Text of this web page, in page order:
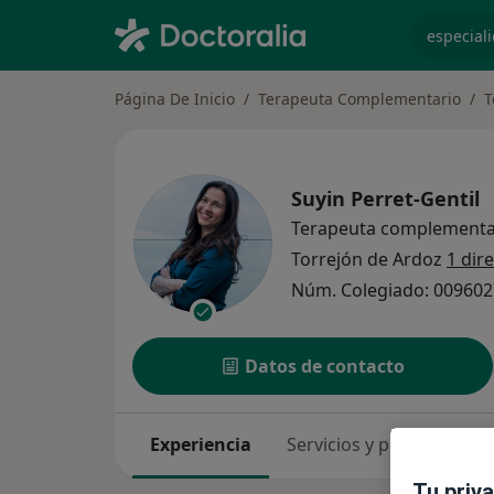
Página De Inicio Terapeuta Complementario
Suyin Perret-Gentil
Terapeuta
Torrejón de Ardoz 1
Núm. Colegiado:
Datos de contacto
Experiencia Servicios y precios